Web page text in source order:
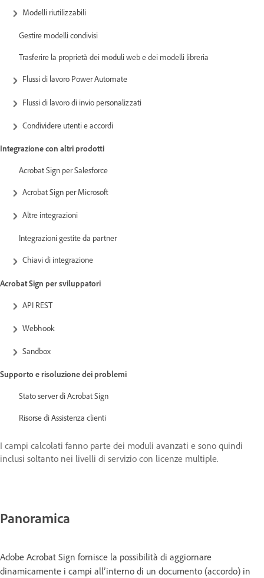
Modelli riutilizzabili
Gestire modelli condivisi
Trasferire la proprietà dei moduli web e dei modelli libreria
Flussi di lavoro Power Automate
Flussi di lavoro di invio personalizzati
Condividere utenti e accordi
Integrazione con altri prodotti
Acrobat Sign per Salesforce
Acrobat Sign per Microsoft
Altre integrazioni
Integrazioni gestite da partner
Chiavi di integrazione
Acrobat Sign per sviluppatori
API REST
Webhook
Sandbox
Supporto e risoluzione dei problemi
Stato server di Acrobat Sign
Risorse di Assistenza clienti
I campi calcolati fanno parte dei moduli avanzati e sono quindi
inclusi soltanto nei livelli di servizio con licenze multiple.
Panoramica
Adobe Acrobat Sign fornisce la possibilità di aggiornare
dinamicamente i campi all’interno di un documento (accordo) in